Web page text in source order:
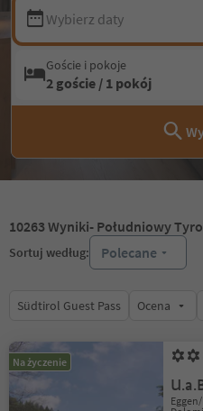
Wybierz daty
Goście i pokoje
2 goście / 1 pokój
10263 Wyniki- Południowy
Sortuj według: Polecane
Südtirol Guest Pass Ocena
Na życzenie